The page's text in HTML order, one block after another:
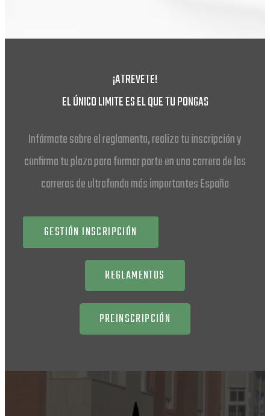
¡ATREVETE!
EL ÚNICO LIMITE ES EL QUE TU PONGAS
Infórmate sobre el reglamento, realiza tu inscripción y
confirma tu plaza para formar parte en una carrera de las
carreras de ultrafondo más importantes España
GESTIÓN INSCRIPCIÓN
REGLAMENTOS
PREINSCRIPCIÓN